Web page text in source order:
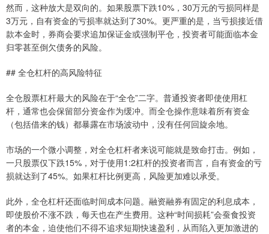
然而，这种放大是双向的。如果股票下跌10%，30万元的亏损同样是
3万元，自有资金的亏损率就达到了30%。更严重的是，当亏损接近借
款本金时，券商会要求追加保证金或强制平仓，投资者可能面临本金
归零甚至倒欠债务的风险。
## 全仓杠杆的高风险特征
全仓股票杠杆最大的风险在于“全仓”二字。普通投资者即使使用杠
杆，通常也会保留部分资金作为缓冲。而全仓操作意味着所有资金
（包括借来的钱）都暴露在市场波动中，没有任何回旋余地。
市场的一个微小调整，对全仓杠杆者来说可能就是致命打击。例如，
一只股票仅下跌15%，对于使用1:2杠杆的投资者而言，自有资金的亏
损就达到了45%。如果杠杆比例更高，风险更加难以承受。
此外，全仓杠杆还面临时间成本问题。融资融券有固定的利息成本，
即使股价不涨不跌，每天也在产生费用。这种“时间损耗”会蚕食投资
者的本金，迫使他们不得不追求短期快速盈利，从而陷入更加激进的